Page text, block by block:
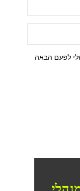
לפעם הבאה